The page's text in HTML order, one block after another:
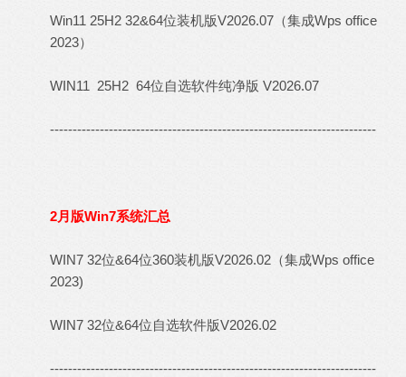
Win11 25H2 32&64位装机版V2026.07（集成Wps office
2023）
WIN11 25H2 64位自选软件纯净版 V2026.07
------------------------------------------------------------------------
2月版Win7系统汇总
WIN7 32位&64位360装机版V2026.02（集成Wps office
2023)
WIN7 32位&64位自选软件版V2026.02
------------------------------------------------------------------------